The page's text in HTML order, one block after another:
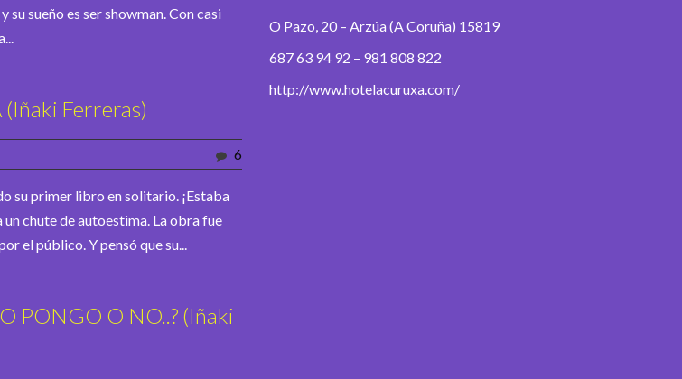
su sueño es ser showman. Con casi
Ferreras)
6
su primer libro en solitario. ¡Estaba
chute de autoestima. La obra fue
el público. Y pensó que su...
PONGO O NO..? (Iñaki
O Pazo, 20 – Arzúa (A Coruña) 15819
687 63 94 92 – 981 808 822
http://www.hotelacuruxa.com/